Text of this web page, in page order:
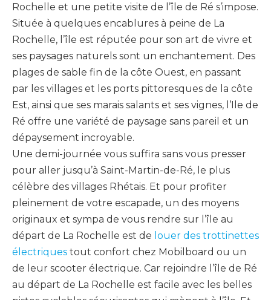
Rochelle et une petite visite de l’île de Ré s’impose.
Située à quelques encablures à peine de La
Rochelle, l’île est réputée pour son art de vivre et
ses paysages naturels sont un enchantement. Des
plages de sable fin de la côte Ouest, en passant
par les villages et les ports pittoresques de la côte
Est, ainsi que ses marais salants et ses vignes, l’Ile de
Ré offre une variété de paysage sans pareil et un
dépaysement incroyable.
Une demi-journée vous suffira sans vous presser
pour aller jusqu’à Saint-Martin-de-Ré, le plus
célèbre des villages Rhétais. Et pour profiter
pleinement de votre escapade, un des moyens
originaux et sympa de vous rendre sur l’île au
départ de La Rochelle est de louer des trottinettes
électriques tout confort chez Mobilboard ou un
de leur scooter électrique. Car rejoindre l’île de Ré
au départ de La Rochelle est facile avec les belles